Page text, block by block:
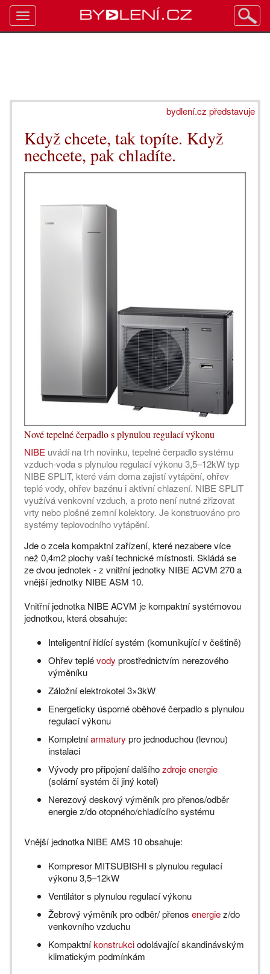
bydlení.cz představuje
Když chcete, tak topíte. Když
nechcete, pak chladíte.
Nové tepelné čerpadlo s plynulou regulací výkonu
NIBE uvádí na trh novinku, tepelné čerpadlo systému
vzduch-voda s plynulou regulací výkonu 3,5–12kW typ
NIBE SPLIT, které vám doma zajistí vytápění, ohřev
teplé vody, ohřev bazénu i aktivní chlazení. NIBE SPLIT
využívá venkovní vzduch, a proto není nutné zřizovat
vrty nebo plošné zemní kolektory. Je konstruováno pro
systémy teplovodního vytápění.
Jde o zcela kompaktní zařízení, které nezabere více
než 0,4m2 plochy vaší technické místnosti. Skládá se
ze dvou jednotek - z vnitřní jednotky NIBE ACVM 270 a
vnější jednotky NIBE ASM 10.
Vnitřní jednotka NIBE ACVM je kompaktní systémovou
jednotkou, která obsahuje:
Inteligentní řídící systém (komunikující v češtině)
Ohřev teplévody prostřednictvím nerezového
výměníku
Záložní elektrokotel 3×3kW
Energeticky úsporné oběhové čerpadlo s plynulou
regulací výkonu
Kompletníarmatury pro jednoduchou (levnou)
instalaci
Vývody pro připojení dalšíhozdroje energie
(solární systém či jiný kotel)
Nerezový deskový výměník pro přenos/odběr
energie z/do otopného/chladícího systému
Vnější jednotka NIBE AMS 10 obsahuje:
Kompresor MITSUBISHI s plynulou regulací
výkonu 3,5–12kW
Ventilátor s plynulou regulací výkonu
Žebrový výměník pro odběr/ přenos energiez/do
venkovního vzduchu
Kompaktníkonstrukciodolávající skandinávským
klimatickým podmínkám
Toggle
navigation